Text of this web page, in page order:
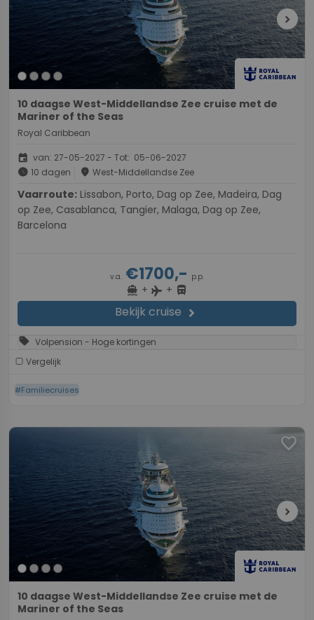
chevron_right
10 daagse West-Middellandse Zee cruise met de
Mariner of the Seas
Royal Caribbean
event van: 27-05-2027 - Tot: 05-06-2027
schedule 10 dagen place West-Middellandse Zee
Vaarroute:
op Zee, Casablanca, Tangier, Malaga, Dag op Zee,
Barcelona
v.a. €1700,- p.p.
directions_boat + flight + directions_bus
Bekijk cruise chevron_right
sell Volpension - Hoge kortingen
Vergelijk
#Familiecruises
favorite
chevron_right
10 daagse West-Middellandse Zee cruise met de
Mariner of the Seas